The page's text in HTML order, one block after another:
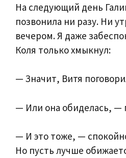
На следующий день
позвонила ни разу. Ни
вечером. Я даже
Коля только хмыкнул:
— Значит, Витя
— Или она обиделась, —
— И это тоже, —
Но пусть лучше